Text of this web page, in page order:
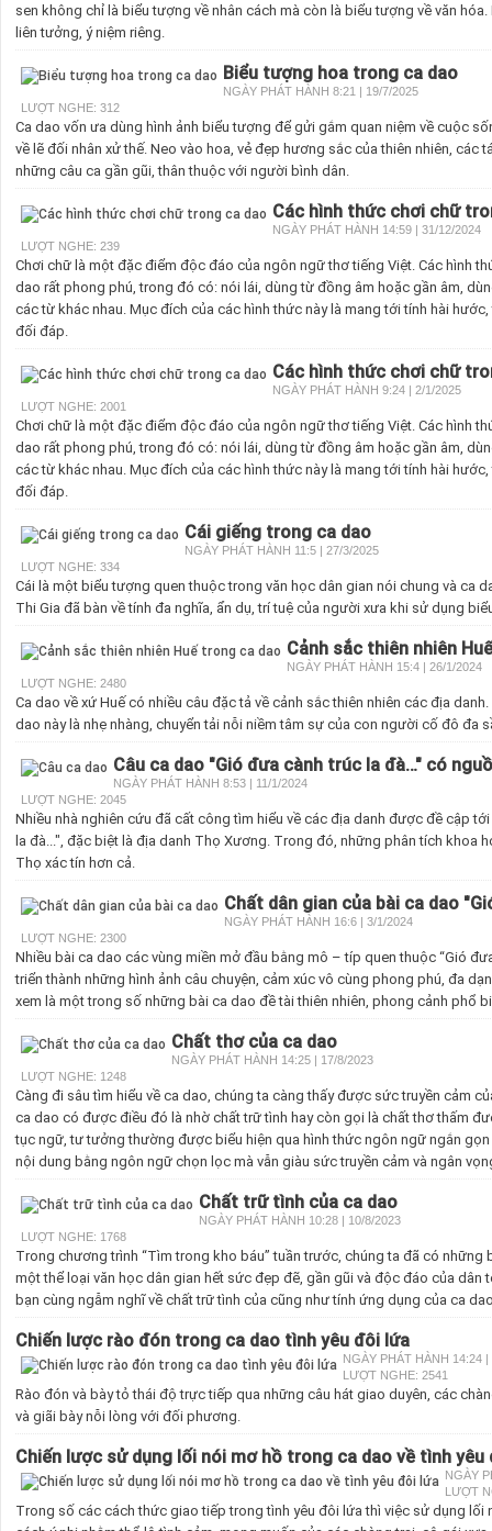
sen không chỉ là biểu tượng về nhân cách mà còn là biểu tượng về văn
liên tưởng, ý niệm riêng.
Biểu tượng hoa trong ca dao
NGÀY PHÁT HÀNH 8:21 | 19/7/2025
LƯỢT NGHE: 312
Ca dao vốn ưa dùng hình ảnh biểu tượng để gửi gắm quan niệm về cuộc
về lẽ đối nhân xử thế. Neo vào hoa, vẻ đẹp hương sắc của thiên nhiên, các
những câu ca gần gũi, thân thuộc với người bình dân.
Các hình thức chơi chữ
NGÀY PHÁT HÀNH 14:59 | 31/12/2024
LƯỢT NGHE: 239
Chơi chữ là một đặc điểm độc đáo của ngôn ngữ thơ tiếng Việt. Các hình
dao rất phong phú, trong đó có: nói lái, dùng từ đồng âm hoặc gần âm,
các từ khác nhau. Mục đích của các hình thức này là mang tới tính hài
đối đáp.
Các hình thức chơi chữ
NGÀY PHÁT HÀNH 9:24 | 2/1/2025
LƯỢT NGHE: 2001
Chơi chữ là một đặc điểm độc đáo của ngôn ngữ thơ tiếng Việt. Các hình
dao rất phong phú, trong đó có: nói lái, dùng từ đồng âm hoặc gần âm,
các từ khác nhau. Mục đích của các hình thức này là mang tới tính hài
đối đáp.
Cái giếng trong ca dao
NGÀY PHÁT HÀNH 11:5 | 27/3/2025
LƯỢT NGHE: 334
Cái là một biểu tượng quen thuộc trong văn học dân gian nói chung và ca
Thi Gia đã bàn về tính đa nghĩa, ẩn dụ, trí tuệ của người xưa khi sử dụng
Cảnh sắc thiên nhiên
NGÀY PHÁT HÀNH 15:4 | 26/1/2024
LƯỢT NGHE: 2480
Ca dao về xứ Huế có nhiều câu đặc tả về cảnh sắc thiên nhiên các địa
dao này là nhẹ nhàng, chuyển tải nỗi niềm tâm sự của con người cố đô đa
Câu ca dao "Gió đưa cành trúc la đà…" có
NGÀY PHÁT HÀNH 8:53 | 11/1/2024
LƯỢT NGHE: 2045
Nhiều nhà nghiên cứu đã cất công tìm hiểu về các địa danh được đề cập
la đà...", đặc biệt là địa danh Thọ Xương. Trong đó, những phân tích khoa
Thọ xác tín hơn cả.
Chất dân gian của bài ca dao
NGÀY PHÁT HÀNH 16:6 | 3/1/2024
LƯỢT NGHE: 2300
Nhiều bài ca dao các vùng miền mở đầu bằng mô – típ quen thuộc “Gió
triển thành những hình ảnh câu chuyện, cảm xúc vô cùng phong phú, đa
xem là một trong số những bài ca dao đề tài thiên nhiên, phong cảnh phổ
Chất thơ của ca dao
NGÀY PHÁT HÀNH 14:25 | 17/8/2023
LƯỢT NGHE: 1248
Càng đi sâu tìm hiểu về ca dao, chúng ta càng thấy được sức truyền cảm
ca dao có được điều đó là nhờ chất trữ tình hay còn gọi là chất thơ thấm
tục ngữ, tư tưởng thường được biểu hiện qua hình thức ngôn ngữ ngắn
nội dung bằng ngôn ngữ chọn lọc mà vẫn giàu sức truyền cảm và ngân
Chất trữ tình của ca dao
NGÀY PHÁT HÀNH 10:28 | 10/8/2023
LƯỢT NGHE: 1768
Trong chương trình “Tìm trong kho báu” tuần trước, chúng ta đã có những
một thể loại văn học dân gian hết sức đẹp đẽ, gần gũi và độc đáo của dân
bạn cùng ngẫm nghĩ về chất trữ tình của cũng như tính ứng dụng của ca
Chiến lược rào đón trong ca dao tình yêu đôi lứa
NGÀY PHÁT HÀNH 14:24 |
LƯỢT NGHE: 2541
Rào đón và bày tỏ thái độ trực tiếp qua những câu hát giao duyên, các
và giãi bày nỗi lòng với đối phương.
Chiến lược sử dụng lối nói mơ hồ trong ca dao về tình yêu
NGÀY
LƯỢT
Trong số các cách thức giao tiếp trong tình yêu đôi lứa thì việc sử dụng lối